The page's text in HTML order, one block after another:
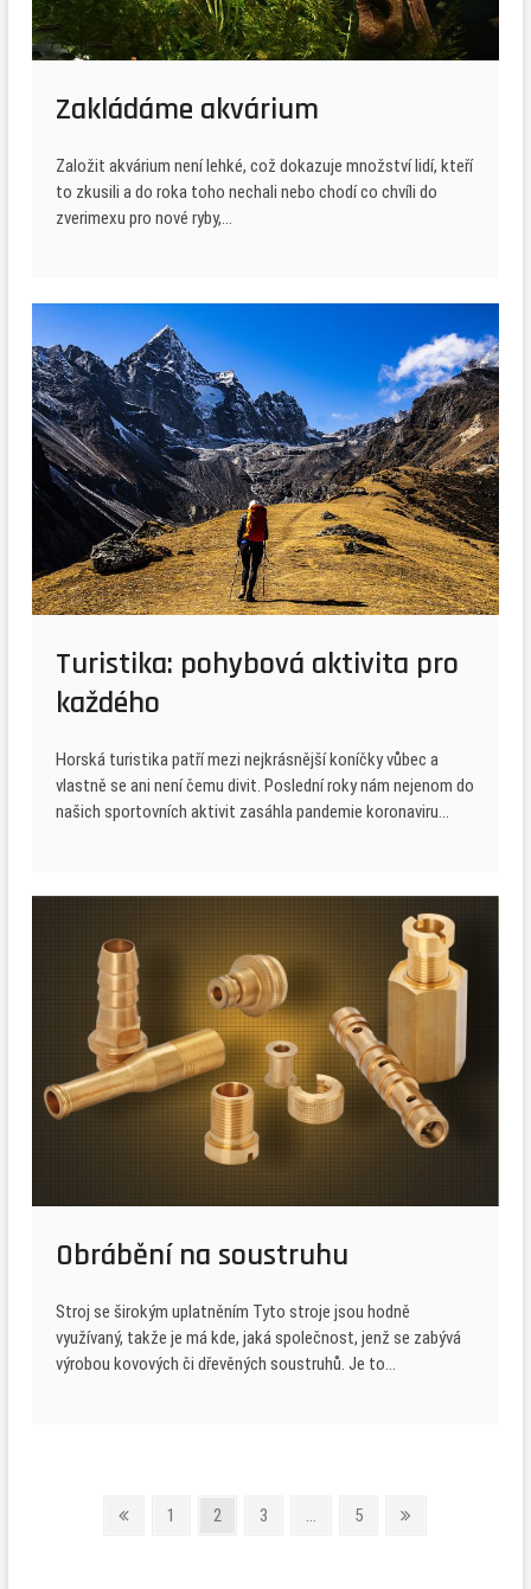
Zakládáme akvárium
Založit akvárium není lehké, což dokazuje množství lidí, kteří
to zkusili a do roka toho nechali nebo chodí co chvíli do
zverimexu pro nové ryby,…
Turistika: pohybová aktivita pro
každého
Horská turistika patří mezi nejkrásnější koníčky vůbec a
vlastně se ani není čemu divit. Poslední roky nám nejenom do
našich sportovních aktivit zasáhla pandemie koronaviru…
Obrábění na soustruhu
Stroj se širokým uplatněním Tyto stroje jsou hodně
využívaný, takže je má kde, jaká společnost, jenž se zabývá
výrobou kovových či dřevěných soustruhů. Je to…
StránkováníPreviousPage
1 Page
2 Page
3 Page
5